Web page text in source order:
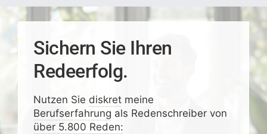
Sichern Sie Ihren
Redeerfolg.
Nutzen Sie diskretmeine
Berufserfahrung als Redenschreiber von
über 5.800 Reden: